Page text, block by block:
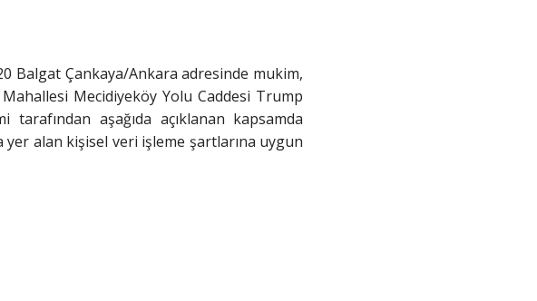
Balgat Çankaya/Ankara adresinde mukim,
Mahallesi Mecidiyeköy Yolu Caddesi Trump
aşağıda açıklanan kapsamda
alan kişisel veri işleme şartlarına uygun